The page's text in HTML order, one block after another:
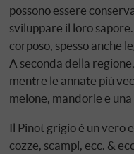
possono essere
sviluppare il loro
corposo, spesso anche
A seconda della
mentre le annate più
melone, mandorle e
Il Pinot grigio è un
cozze, scampi, ecc. &